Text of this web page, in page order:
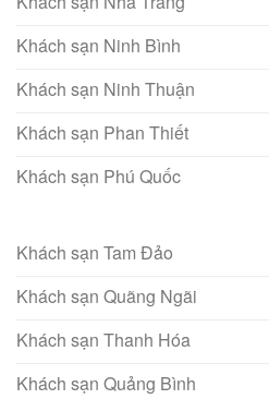
Khách sạn Ninh Bình
Khách sạn Ninh Thuận
Khách sạn Phan Thiết
Khách sạn Phú Quốc
Khách sạn Tam Đảo
Khách sạn Quãng Ngãi
Khách sạn Thanh Hóa
Khách sạn Quảng Bình